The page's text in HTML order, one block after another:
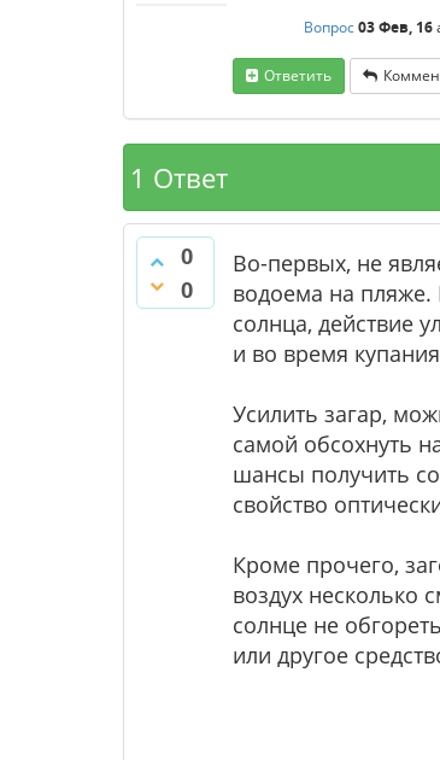
Вопрос03 Фев, 16
Ответить
1 Ответ
0
0
Во-первых, не
водоема на пляже.
солнца, действие
и во время
Усилить загар,
самой обсохнуть
шансы получить
свойство
Кроме прочего,
воздух несколько
солнце не
или другое